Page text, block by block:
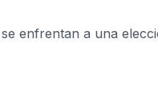
enfrentan a una